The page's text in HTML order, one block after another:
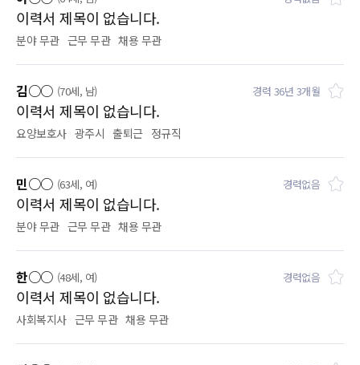
이력서 제목이 없습니다.
분야 무관 근무 무관 채용 무관
김○○ (70세, 남) 경력 36년 3개월
이력서 제목이 없습니다.
요양보호사 광주시 출퇴근 정규직
민○○ (63세, 여) 경력없음
이력서 제목이 없습니다.
분야 무관 근무 무관 채용 무관
한○○ (48세, 여) 경력없음
이력서 제목이 없습니다.
사회복지사 근무 무관 채용 무관